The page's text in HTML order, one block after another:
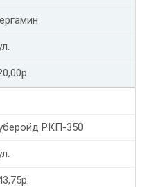
РКП-350